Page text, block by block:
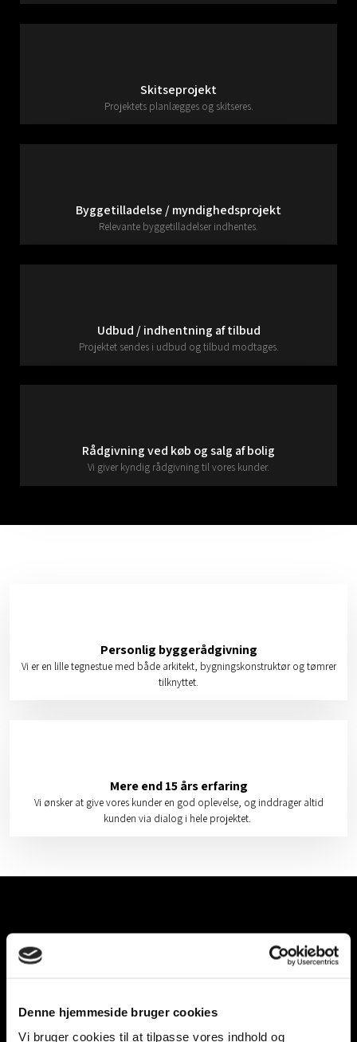
Denne hjemmeside bruger cookies
Vi bruger cookies til at tilpasse vores indhold og
Skitseprojekt
Projektets planlægges og skitseres.
Byggetilladelse / myndighedsprojekt
Relevante byggetilladelser indhentes.
Udbud / indhentning af tilbud
Projektet sendes i udbud og tilbud modtages.
Rådgivning ved køb og salg af bolig
Vi giver kyndig rådgivning til vores kunder.
Personlig byggerådgivning
Vi er en lille tegnestue med både arkitekt, bygningskonstruktør og tømrer
tilknyttet.
Mere end 15 års erfaring
Vi ønsker at give vores kunder en god oplevelse, og inddrager altid
kunden via dialog i hele projektet.
Kontakt os og hør mere om
vores kompetencer
book
et møde